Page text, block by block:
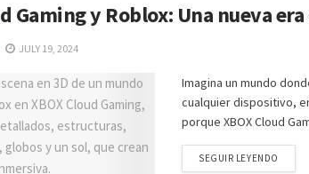
Gaming y Roblox: Una nueva
JULY 19, 2024
Imagina un mundo
cualquier dispositivo,
porque XBOX Cloud
SEGUIR LEYENDO